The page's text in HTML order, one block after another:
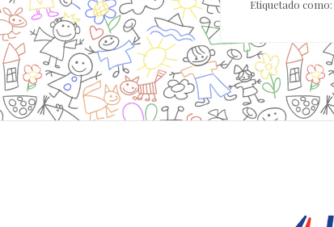
Etiquetado como: